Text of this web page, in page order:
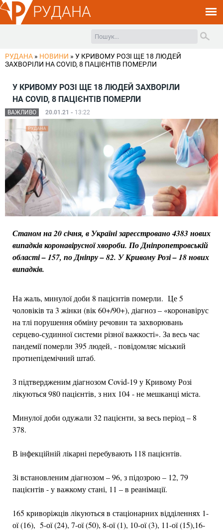
РУДАНА
РУДАНА » НОВИНИ » У КРИВОМУ РОЗІ ЩЕ 18 ЛЮДЕЙ
ЗАХВОРІЛИ НА COVID, 8 ПАЦІЄНТІВ ПОМЕРЛИ
У КРИВОМУ РОЗІ ЩЕ 18 ЛЮДЕЙ ЗАХВОРІЛИ
НА COVID, 8 ПАЦІЄНТІВ ПОМЕРЛИ
ВАЖЛИВО 20.01.21 - 13:22
Станом на 20 січня, в Україні зареєстровано 4383 нових
випадків коронавірусної хвороби. По Дніпропетровській
області – 157, по Дніпру – 82. У Кривому Розі – 18 нових
випадків.
На жаль, минулої доби 8 пацієнтів померли. Це 5
чоловіків та 3 жінки (вік 60+/90+), діагноз – «коронавірус
на тлі порушення обміну речовин та захворювань
серцево-судинної системи різної важкості». За весь час
пандемії померли 395 людей, - повідомляє міський
протиепідемічний штаб.
З підтвердженим діагнозом Covid-19 у Кривому Розі
лікуються 980 пацієнтів, з них 104 - не мешканці міста.
Минулої доби одужали 32 пацієнти, за весь період – 8
378.
В інфекційній лікарні перебувають 118 пацієнтів.
Зі встановленим діагнозом – 96, з підозрою – 12, 79
пацієнтів - у важкому стані, 11 – в реанімації.
165 криворіжців лікуються в стаціонарних відділеннях 1-
ої (16), 5-ої (24), 7-ої (50), 8-ої (1), 10-ої (3), 11-ої (15),16-